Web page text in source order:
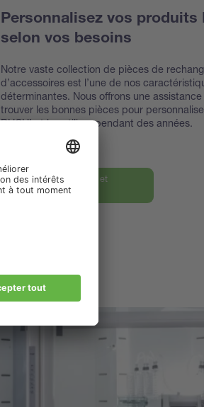
Personnalisez vos produits
selon vos besoins
Notre vaste collection de pièces de
d’accessoires est l’une de nos
déterminantes. Nous offrons une
trouver les bonnes pièces pour
BUCHI et les utiliser pendant des années.
Découvrez nos pièces et
accessoires